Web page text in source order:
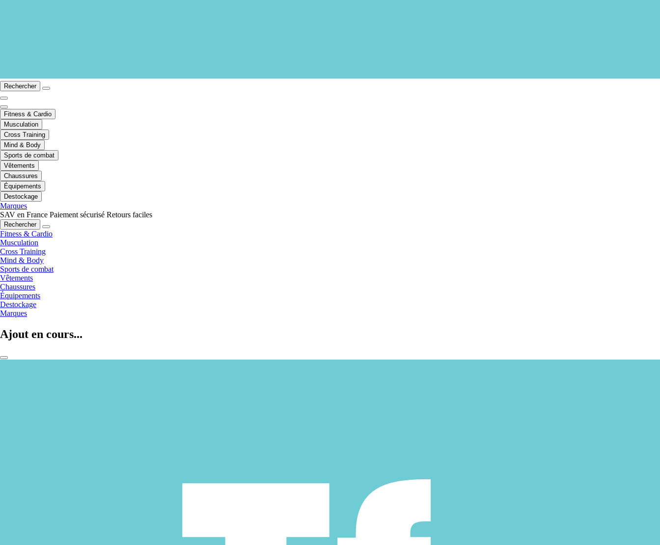
Rechercher
Fitness & Cardio
Musculation
Cross Training
Mind & Body
Sports de combat
Vêtements
Chaussures
Équipements
Destockage
Marques
SAV en France Paiement sécurisé Retours faciles
Rechercher
Fitness & Cardio
Musculation
Cross Training
Mind & Body
Sports de combat
Vêtements
Chaussures
Équipements
Destockage
Marques
Ajout en cours...